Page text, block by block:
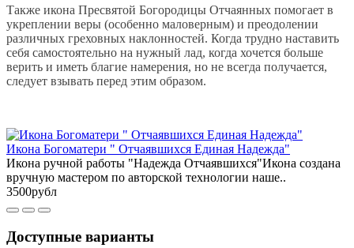
Также икона Пресвятой Богородицы Отчаянных помогает в
укреплении веры (особенно маловерным) и преодолении
различных греховных наклонностей. Когда трудно наставить
себя самостоятельно на нужный лад, когда хочется больше
верить и иметь благие намерения, но не всегда получается,
следует взывать перед этим образом.
Икона Богоматери " Отчаявшихся Единая Надежда"
Икона ручной работы "Надежда Отчаявшихся"Икона создана
вручную мастером по авторской технологии наше..
3500рубл
Доступные варианты